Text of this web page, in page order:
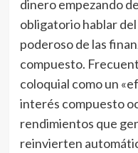
dinero empezando
obligatorio hablar
poderoso de las
compuesto.
coloquial como un
interés compuesto
rendimientos que
reinvierten